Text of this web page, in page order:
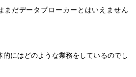
まだデータブローカーとはいえません
にはどのような業務をしているのでし